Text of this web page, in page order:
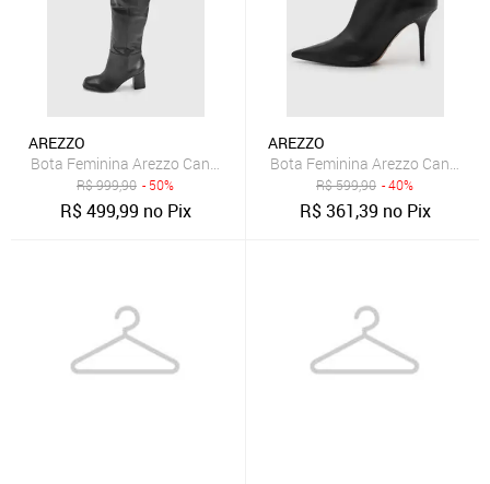
AREZZO
Bota Feminina Arezzo Cano Alto Couro Preta
R$999,90 - 50%
R$499,99 no Pix
AREZZO
Bota Feminina Arezzo Cano
R$599,90 - 40%
R$361,39 no Pix